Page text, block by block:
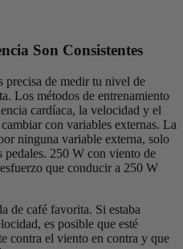
Son Consistentes
precisa de medir tu nivel de
Los métodos de entrenamiento
cardíaca, la velocidad y el
con variables externas. La
ninguna variable externa, solo
pedales. 250 W con viento de
que conducir a 250 W
de café favorita. Si estaba
es posible que esté
contra el viento en contra y que